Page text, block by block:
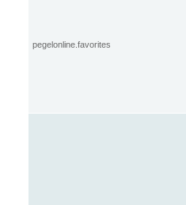
pegelonline.favorites